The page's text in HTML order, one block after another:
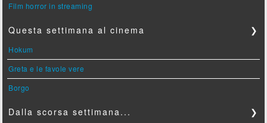
Film horror in streaming
Questa settimana al cinema ❯
Hokum
Greta e le favole vere
Borgo
Dalla scorsa settimana... ❯